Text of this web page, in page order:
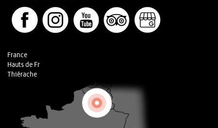
France
Hauts de Fr
Thiérache